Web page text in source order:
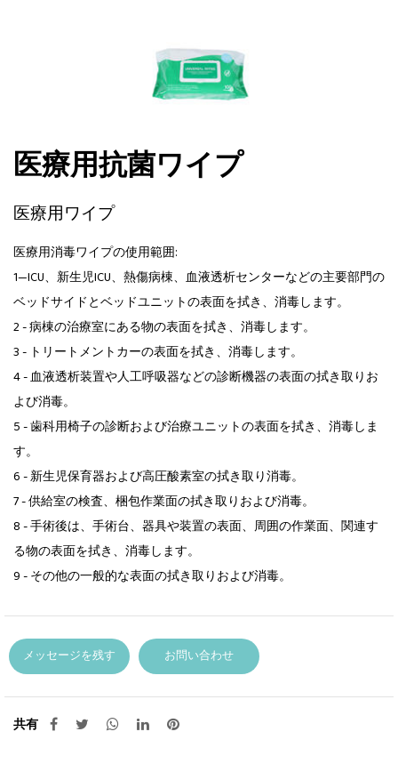
医療用抗菌ワイプ
医療用ワイプ
医療用消毒ワイプの使用範囲:
1—ICU、新生児ICU、熱傷病棟、血液透析センターなどの主要部門の
ベッドサイドとベッドユニットの表面を拭き、消毒します。
2 - 病棟の治療室にある物の表面を拭き、消毒します。
3 - トリートメントカーの表面を拭き、消毒します。
4 - 血液透析装置や人工呼吸器などの診断機器の表面の拭き取りお
よび消毒。
5 - 歯科用椅子の診断および治療ユニットの表面を拭き、消毒しま
す。
6 - 新生児保育器および高圧酸素室の拭き取り消毒。
7 - 供給室の検査、梱包作業面の拭き取りおよび消毒。
8 - 手術後は、手術台、器具や装置の表面、周囲の作業面、関連す
る物の表面を拭き、消毒します。
9 - その他の一般的な表面の拭き取りおよび消毒。
メッセージを残す お問い合わせ
共有